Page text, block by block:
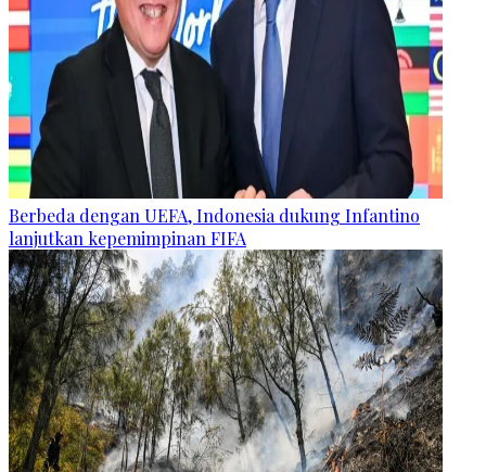
Berbeda dengan UEFA, Indonesia dukung Infantino
lanjutkan kepemimpinan FIFA